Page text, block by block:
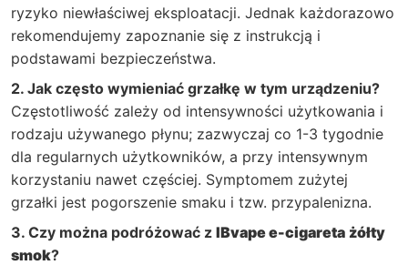
ryzyko niewłaściwej eksploatacji. Jednak każdorazowo
rekomendujemy zapoznanie się z instrukcją i
podstawami bezpieczeństwa.
2. Jak często wymieniać grzałkę w tym urządzeniu?
Częstotliwość zależy od intensywności użytkowania i
rodzaju używanego płynu; zazwyczaj co 1-3 tygodnie
dla regularnych użytkowników, a przy intensywnym
korzystaniu nawet częściej. Symptomem zużytej
grzałki jest pogorszenie smaku i tzw. przypalenizna.
3. Czy można podróżować z IBvape e-cigareta żółty
smok?